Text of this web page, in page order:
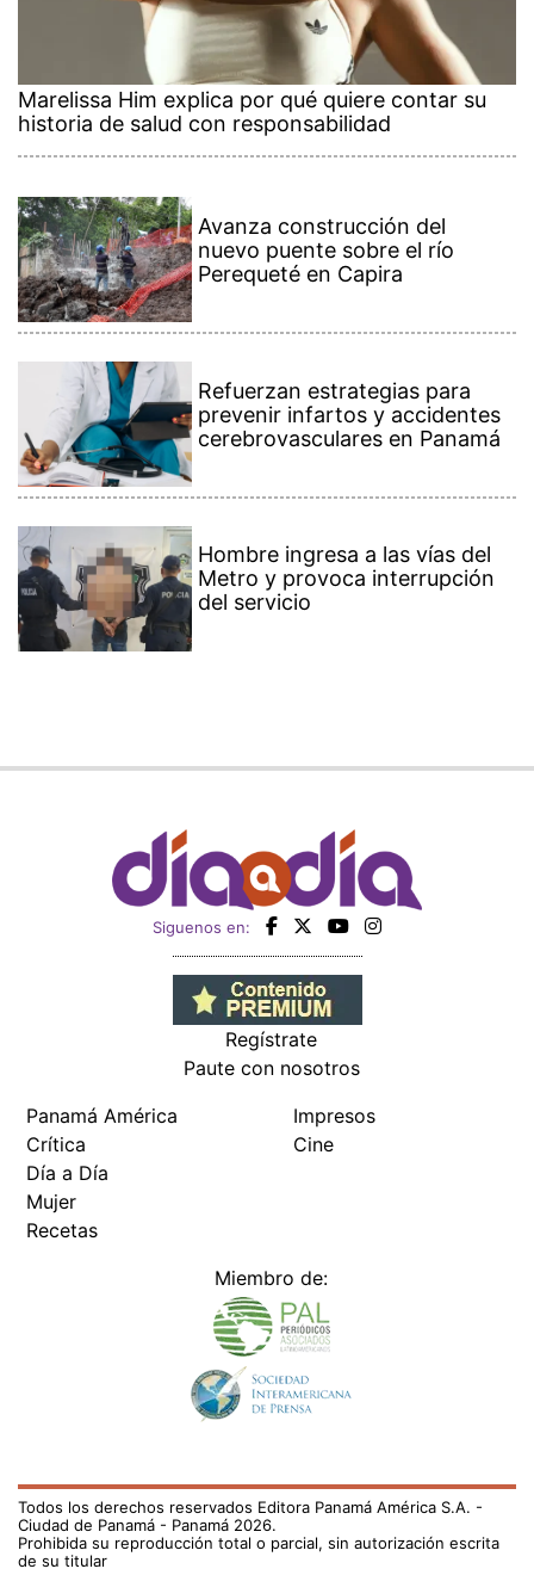
Marelissa Him explica por qué quiere contar su
historia de salud con responsabilidad
Avanza construcción del
nuevo puente sobre el río
Perequeté en Capira
Refuerzan estrategias para
prevenir infartos y accidentes
cerebrovasculares en Panamá
Hombre ingresa a las vías del
Metro y provoca interrupción
del servicio
Siguenos en:
Regístrate
Paute con nosotros
Panamá América
Crítica
Día a Día
Mujer
Recetas
Impresos
Cine
Miembro de:
Todos los derechos reservados Editora Panamá América S.A. -
Ciudad de Panamá - Panamá 2026.
Prohibida su reproducción total o parcial, sin autorización escrita
de su titular